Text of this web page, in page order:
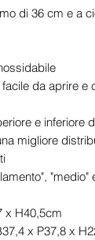
di 36 cm e a
da aprire e
e inferiore
migliore
"medio"
x H40,5cm
x P37,8 x